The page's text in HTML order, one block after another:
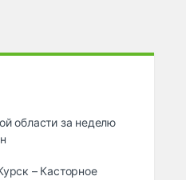
области за неделю
– Касторное